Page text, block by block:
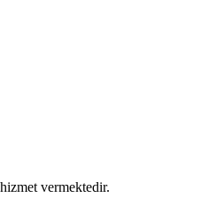
vermektedir.